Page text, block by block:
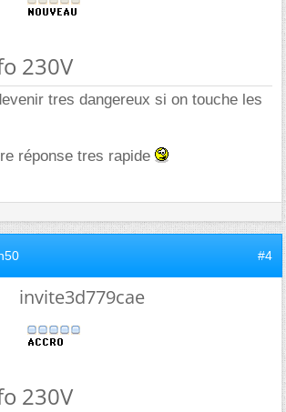
230V
tres dangereux si on touche les
réponse tres rapide
#4
invite3d779cae
230V